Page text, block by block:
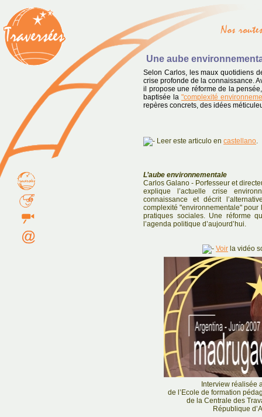
Une aube
Selon Carlos, les maux quotidiens
crise profonde de la connaissance.
il propose une réforme de la
baptisée la "complexité
repères concrets, des idées
Leer este articulo en castellano.
L’aube environnementale
Carlos Galano - Porfesseur et
explique l’actuelle crise
connaissance et décrit
complexité "environnementale" pour
pratiques sociales. Une réforme
l’agenda politique d’aujourd’hui.
Voir la vidéo
Interview réalisée
de l’Ecole de formation
de la Centrale des
République